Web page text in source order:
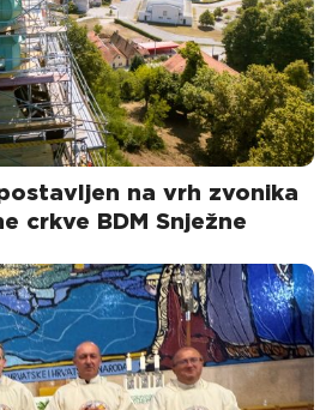
na vrh zvonika
crkve BDM Snježne